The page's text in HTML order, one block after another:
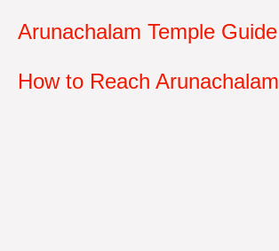
Arunachalam Temple Guide
How to Reach Arunachalam